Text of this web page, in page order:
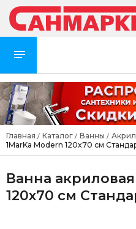
Главная / Каталог / Ванны /
1MarKa Modern 120x70 см
Ванна
120x70 см